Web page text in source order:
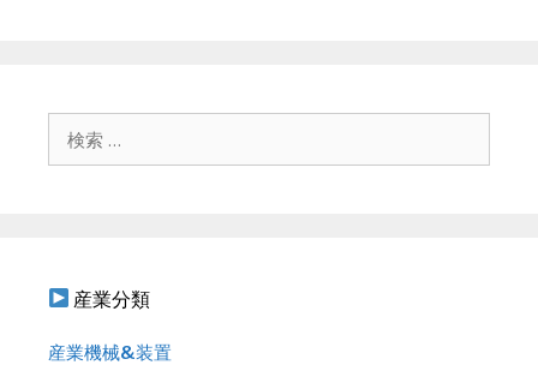
ョ
産業分類
産業機械&装置